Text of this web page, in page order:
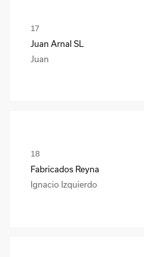
Juan Arnal SL
Juan
Fabricados Reyna
Ignacio Izquierdo